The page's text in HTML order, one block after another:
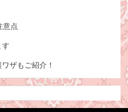
意点
す
ザもご紹介！